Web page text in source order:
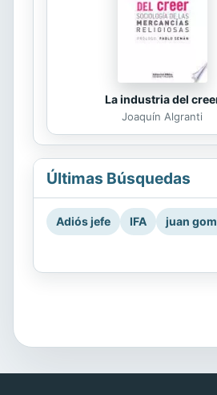
La industria del
Joaquín Algranti
Últimas Búsquedas
Adiós jefe IFA juan